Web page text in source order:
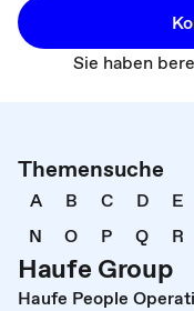
Sie haben
Themensuche
A B C D E
N
O P Q R
Haufe Group
Haufe People